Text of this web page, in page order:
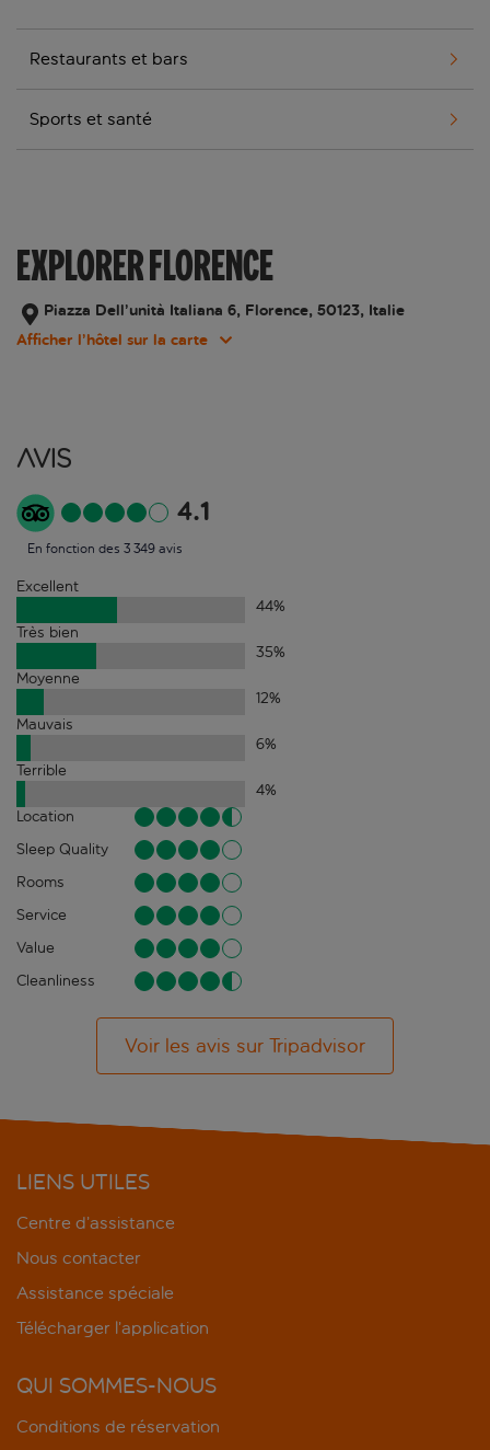
Restaurants et bars
Sports et santé
EXPLORER FLORENCE
Piazza Dell’unità Italiana 6, Florence, 50123, Italie
Afficher l’hôtel sur la carte
Avis
4.1
En fonction des 3 349 avis
Excellent
44%
Très bien
35%
Moyenne
12%
Mauvais
6%
Terrible
4%
Location
Sleep Quality
Rooms
Service
Value
Cleanliness
Voir les avis sur Tripadvisor
LIENS UTILES
Centre d’assistance
Nous contacter
Assistance spéciale
Télécharger l’application
QUI SOMMES-NOUS
Conditions de réservation